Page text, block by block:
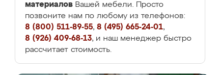
материалов Вашей мебели. Просто
позвоните нам по любому из телефонов:
8 (800) 511-89-55, 8 (495) 665-24-01,
8 (926) 409-68-13, и наш менеджер быстро
рассчитает стоимость.